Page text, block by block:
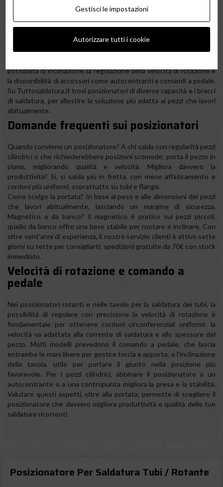
Posizionatore Per Saldatura Tubi / Rotante
posizionatori industriali.
Capacità di carico e accessori
Il parametro chiave nella scelta di un posizionatore è la portata,
ovvero il peso massimo del pezzo che la tavola è in grado di
possibilità di inclinazione, la regolazione della velocità di rotazione e
la disponibilità di accessori come autocentranti e comandi a pedale.
Su Tuttosaldatura.it trovi posizionatori di diverse capacità e i bracci
di saldatura, per allestire la soluzione più adatta ai pezzi che lavori
abitualmente.
Domande frequenti sui posizionatori
Quando conviene un posizionatore? A chi salda con regolarità pezzi
cilindrici o che richiederebbero posizioni scomode: porta il pezzo in
piano, migliorando qualità e velocità. Migliora davvero la
produttività? Sì, si salda più in fretta, con meno affaticamento e
cordoni più uniformi, soprattutto su tubi e flange.
Come scelgo la portata? In base al peso e alle dimensioni dei pezzi
che lavori abitualmente, lasciando un margine di sicurezza.
Magnetico o da banco? Il magnetico è pratico sui pezzi piccoli,
quello da banco offre una base stabile per ruotare e inclinare. Con
oltre vent'anni di esperienza, il nostro servizio clienti è attivo sette
giorni su sette per consigliarti; spedizioni gratuite da 70€ con stock
immediato.
Velocità di rotazione e comando a
pedale
Nei posizionatori rotanti e nelle tavole per la saldatura dei tubi, la
possibilità di regolare con precisione la velocità di rotazione è
fondamentale per ottenere cordoni circonferenziali uniformi: la
velocità va adattata alla corrente di saldatura e allo spessore del
pezzo. Molti modelli prevedono il comando a pedale, che lascia
entrambe le mani libere per gestire torcia e apporto, e l'inclinazione
della tavola, utile per portare il giunto nella posizione più
favorevole. Per i pezzi cilindrici, abbinare il posizionatore a un
autocentrante o a una contropunta migliora la presa e la stabilità.
Valutare questi aspetti, oltre alla portata, permette di scegliere il
posizionatore che davvero migliora produttività e qualità delle tue
saldature ricorrenti.
Gestisci le impostazioni
Autorizzare tutti i cookie